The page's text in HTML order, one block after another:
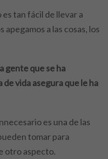
tan fácil de llevar a
apegamos a las cosas, los
gente que se ha
vida asegura que le ha
es una de las
tomar para
otro aspecto.